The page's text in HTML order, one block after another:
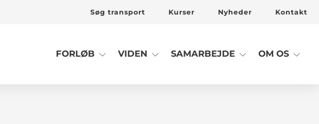
Søg transport Kurser Nyheder Kontakt
FORLØB VIDEN SAMARBEJDE OM OS